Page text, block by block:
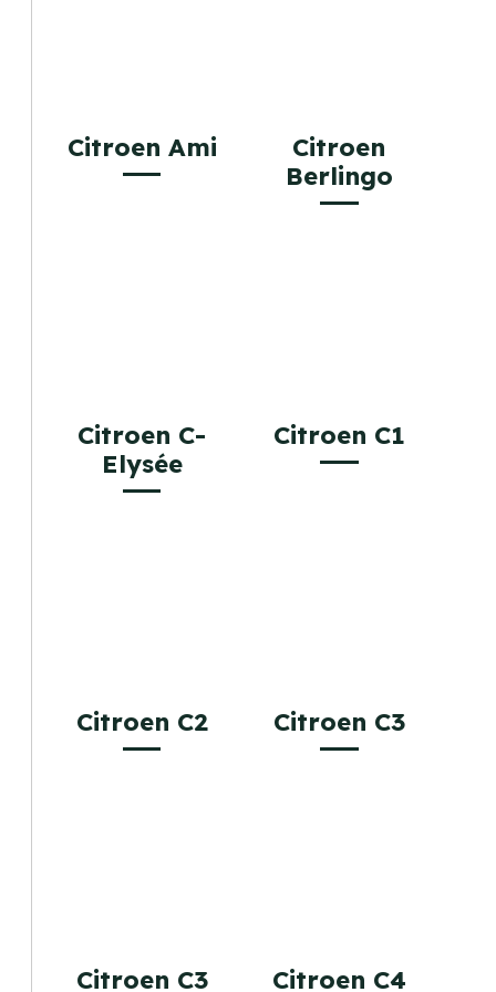
Citroen Ami
Citroen
Berlingo
Citroen C-
Elysée
Citroen C1
Citroen C2 Citroen C3
Citroen C3 Citroen C4